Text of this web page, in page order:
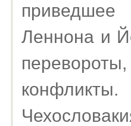
приведшее
Леннона и